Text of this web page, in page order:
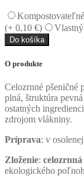
(+ 0,10 €)
Do košíka
O produkte
Celozrnné pšeničné
plná, štruktúra
ostatných
zdrojom vlákniny.
Príprava: v
Zloženie:
ekologického